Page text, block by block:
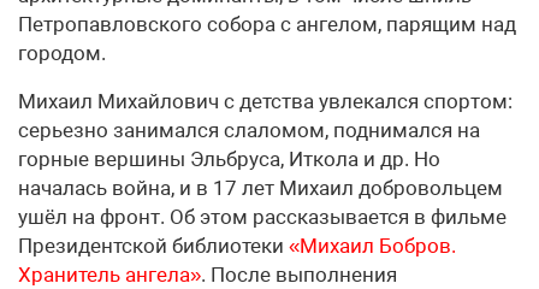
Петропавловского собора с ангелом, парящим над
городом.
Михаил Михайлович с детства увлекался спортом:
серьезно занимался слаломом, поднимался на
горные вершины Эльбруса, Иткола и др. Но
началась война, и в 17 лет Михаил добровольцем
ушёл на фронт. Об этом рассказывается в фильме
Президентской библиотеки «Михаил Бобров.
Хранитель ангела». После выполнения